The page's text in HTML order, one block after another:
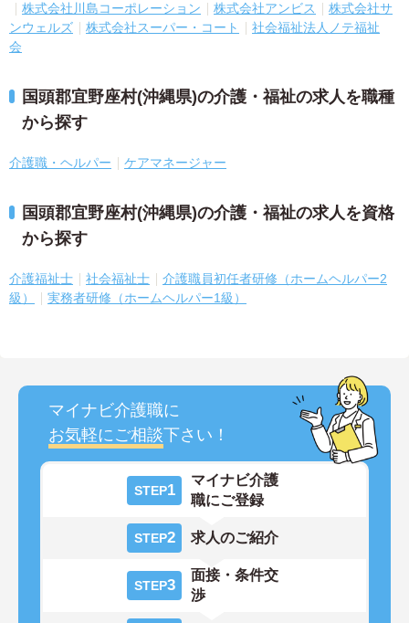
株式会社川島コーポレーション
株式会社アンビス
株式会社サ
ンウェルズ
株式会社スーパー・コート
社会福祉法人ノテ福祉
会
国頭郡宜野座村(沖縄県)の介護・福祉の求人を職種
から探す
介護職・ヘルパー ケアマネージャー
国頭郡宜野座村(沖縄県)の介護・福祉の求人を資格
から探す
介護福祉士 社会福祉士
介護職員初任者研修（ホームヘルパー2
級）
実務者研修（ホームヘルパー1級）
マイナビ介護職に
お気軽にご相談下さい！
STEP1
マイナビ介護
職にご登録
STEP2 求人のご紹介
STEP3
面接・条件交
渉